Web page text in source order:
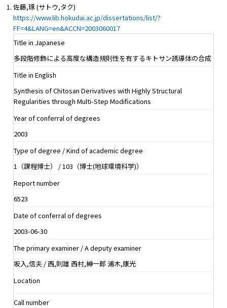
佐藤,琢 (サトウ,タク)
https://www.lib.hokudai.ac.jp/dissertations/list/?
FF=4&LANG=en&ACCN=2003060017
Title in Japanese
多段階修飾による高度な構造規則性を有するキトサン誘導体の合成
Title in English
Synthesis of Chitosan Derivatives with Highly Structural
Regularities through Multi-Step Modifications
Year of conferral of degrees
2003
Type of degree / Kind of academic degree
1（課程博士） / 103（博士(地球環境科学)）
Report number
6523
Date of conferral of degrees
2003-06-30
The primary examiner / A deputy examiner
坂入,信夫 / 西,則雄 西村,紳一郎 浦木,康光
Location
Call number